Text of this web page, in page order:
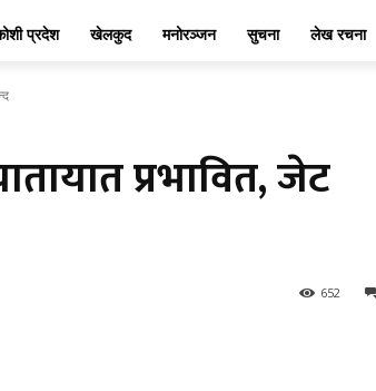
प्रदेश खेलकुद मनोरञ्जन सुचना लेख रचना
प्रभावित, जेट
652